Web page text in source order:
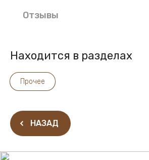
Отзывы
Находится в разделах
Прочее
НАЗАД